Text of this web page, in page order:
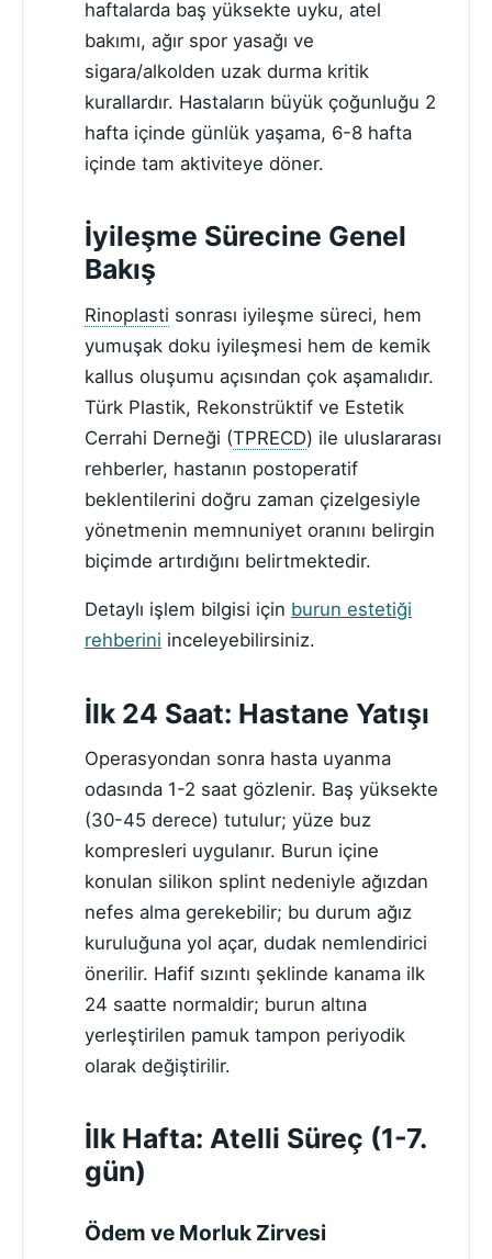
haftalarda baş yüksekte uyku, atel
bakımı, ağır spor yasağı ve
sigara/alkolden uzak durma kritik
kurallardır. Hastaların büyük çoğunluğu 2
hafta içinde günlük yaşama, 6-8 hafta
içinde tam aktiviteye döner.
İyileşme Sürecine Genel
Bakış
Rinoplasti sonrası iyileşme süreci, hem
yumuşak doku iyileşmesi hem de kemik
kallus oluşumu açısından çok aşamalıdır.
Türk Plastik, Rekonstrüktif ve Estetik
Cerrahi Derneği (TPRECD) ile uluslararası
rehberler, hastanın postoperatif
beklentilerini doğru zaman çizelgesiyle
yönetmenin memnuniyet oranını belirgin
biçimde artırdığını belirtmektedir.
Detaylı işlem bilgisi için burun estetiği
rehberini inceleyebilirsiniz.
İlk 24 Saat: Hastane Yatışı
Operasyondan sonra hasta uyanma
odasında 1-2 saat gözlenir. Baş yüksekte
(30-45 derece) tutulur; yüze buz
kompresleri uygulanır. Burun içine
konulan silikon splint nedeniyle ağızdan
nefes alma gerekebilir; bu durum ağız
kuruluğuna yol açar, dudak nemlendirici
önerilir. Hafif sızıntı şeklinde kanama ilk
24 saatte normaldir; burun altına
yerleştirilen pamuk tampon periyodik
olarak değiştirilir.
İlk Hafta: Atelli Süreç (1-7.
gün)
Ödem ve Morluk Zirvesi